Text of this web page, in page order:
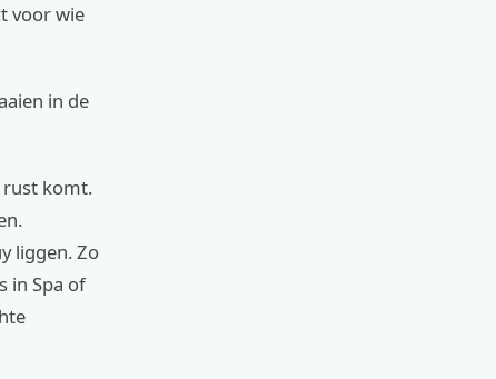
voor wie
in de
rust komt.
liggen. Zo
in Spa of